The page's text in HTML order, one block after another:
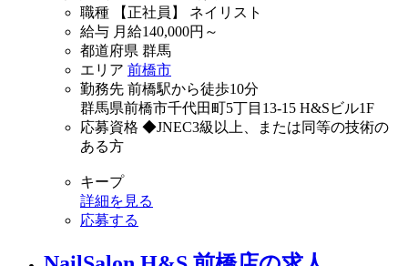
職種
【正社員】 ネイリスト
給与 月給140,000円～
都道府県 群馬
エリア 前橋市
勤務先 前橋駅から徒歩10分
群馬県前橋市千代田町5丁目13-15 H&Sビル1F
応募資格 ◆JNEC3級以上、または同等の技術の
ある方
キープ
詳細を見る
応募する